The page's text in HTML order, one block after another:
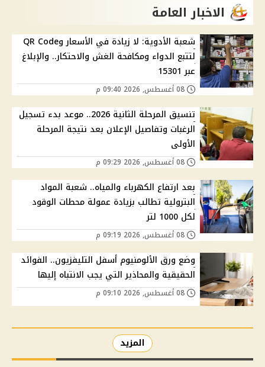
الاخبار العامة
شعبة الأدوية: لا زيادة في الأسعار وQR Code
لتتبع الدواء ومكافحة الغش والاحتكار.. والإبلاغ
عبر 15301
تنسيق المرحلة الثانية 2026.. موعد بدء تسجيل
الرغبات وتفاصيل الإعلان بعد نتيجة المرحلة
الأولى
بعد ارتفاع الكهرباء والمياه.. شعبة المواد
البترولية تطالب بزيادة عمولة محطات الوقود
لكل 1000 لتر
وضع ورق الألومنيوم أسفل التليفزيون.. الفوائد
الحقيقية والمحاذير التي يجب الانتباه إليها
المزيد